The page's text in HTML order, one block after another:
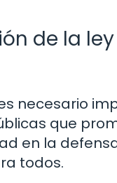
de la ley
necesario
que
en la
todos.